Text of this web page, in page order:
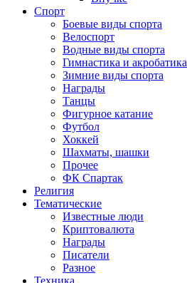
Спорт
Боевые виды спорта
Велоспорт
Водные виды спорта
Гимнастика и акробатика
Зимние виды спорта
Награды
Танцы
Фигурное катание
Футбол
Хоккей
Шахматы, шашки
Прочее
ФК Спартак
Религия
Тематические
Известные люди
Криптовалюта
Награды
Писатели
Разное
Техника